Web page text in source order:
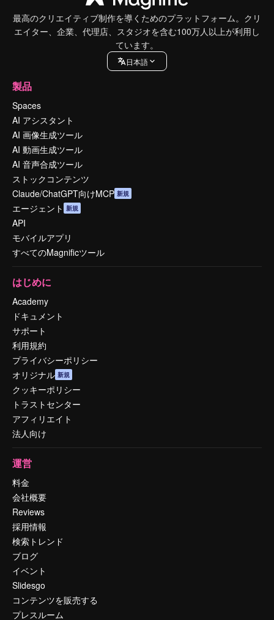
最高のクリエイティブ制作を導くためのプラットフォーム。クリ
エイター、企業、代理店、スタジオを含む100万人以上が利用し
ています。
日本語
製品
Spaces
AI アシスタント
AI 画像生成ツール
AI 動画生成ツール
AI 音声合成ツール
ストックコンテンツ
Claude/ChatGPT向けMCP 新規
エージェント 新規
API
モバイルアプリ
すべてのMagnificツール
はじめに
Academy
ドキュメント
サポート
利用規約
プライバシーポリシー
オリジナル 新規
クッキーポリシー
トラストセンター
アフィリエイト
法人向け
運営
料金
会社概要
Reviews
採用情報
検索トレンド
ブログ
イベント
Slidesgo
コンテンツを販売する
プレスルーム